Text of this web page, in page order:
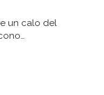
un calo del